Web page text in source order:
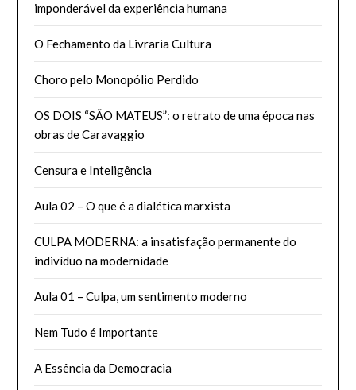
imponderável da experiência humana
O Fechamento da Livraria Cultura
Choro pelo Monopólio Perdido
OS DOIS “SÃO MATEUS”: o retrato de uma época nas
obras de Caravaggio
Censura e Inteligência
Aula 02 – O que é a dialética marxista
CULPA MODERNA: a insatisfação permanente do
indivíduo na modernidade
Aula 01 – Culpa, um sentimento moderno
Nem Tudo é Importante
A Essência da Democracia